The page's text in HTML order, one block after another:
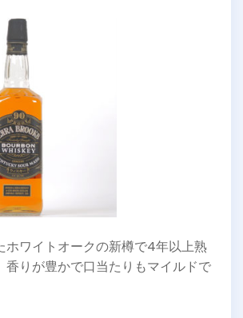
ホワイトオークの新樽で4年以上熟
香りが豊かで口当たりもマイルドで